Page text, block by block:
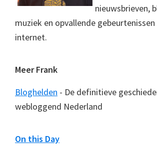
nieuwsbrieven,
muziek en opvallende
internet.
Meer Frank
Bloghelden - De definitieve
webloggend Nederland
On this Day